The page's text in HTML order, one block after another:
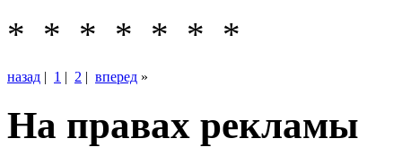
* * * * * * *
назад | 1 | 2 | вперед »
На правах рекламы